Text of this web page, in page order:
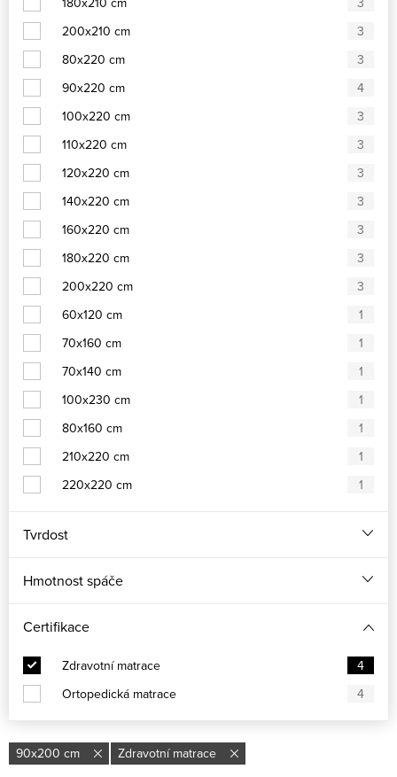
200x210 cm
3
80x220 cm
3
90x220 cm
4
100x220 cm
3
110x220 cm
3
120x220 cm
3
140x220 cm
3
160x220 cm
3
180x220 cm
3
200x220 cm
3
60x120 cm
1
70x160 cm
1
70x140 cm
1
100x230 cm
1
80x160 cm
1
210x220 cm
1
220x220 cm
1
Tvrdost
Hmotnost spáče
Certifikace
Zdravotní matrace
4
Ortopedická matrace
4
90x200 cm
Zdravotní matrace